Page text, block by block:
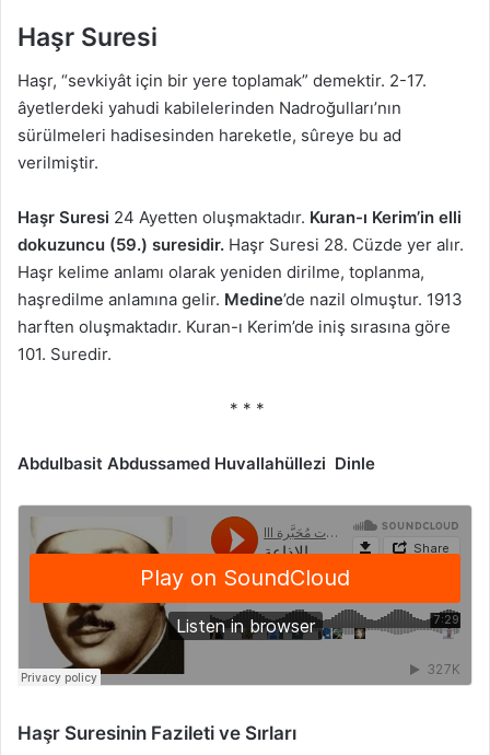
Haşr Suresi
Haşr, “sevkiyât için bir yere toplamak” demektir. 2-17.
âyetlerdeki yahudi kabilelerinden Nadroğulları’nın
sürülmeleri hadisesinden hareketle, sûreye bu ad
verilmiştir.
Haşr Suresi 24 Ayetten oluşmaktadır. Kuran-ı Kerim’in elli
dokuzuncu (59.) suresidir. Haşr Suresi 28. Cüzde yer alır.
Haşr kelime anlamı olarak yeniden dirilme, toplanma,
haşredilme anlamına gelir. Medine’de nazil olmuştur. 1913
harften oluşmaktadır. Kuran-ı Kerim’de iniş sırasına göre
101. Suredir.
* * *
Abdulbasit Abdussamed Huvallahüllezi Dinle
Haşr Suresinin Fazileti ve Sırları